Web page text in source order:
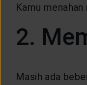
Kamu
2.
Masih ada
KEAGENAN